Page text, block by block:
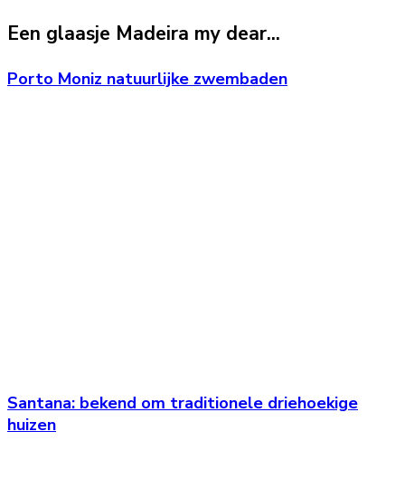
Een glaasje Madeira my dear...
Porto Moniz natuurlijke zwembaden
Santana: bekend om traditionele driehoekige
huizen